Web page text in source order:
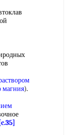
магния).
[c.35]